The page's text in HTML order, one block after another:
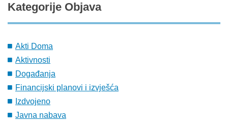
Kategorije Objava
Akti Doma
Aktivnosti
Događanja
Financijski planovi i izvješća
Izdvojeno
Javna nabava